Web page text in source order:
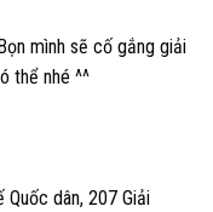
mình sẽ cố gắng giải
thể nhé ^^
dân, 207 Giải